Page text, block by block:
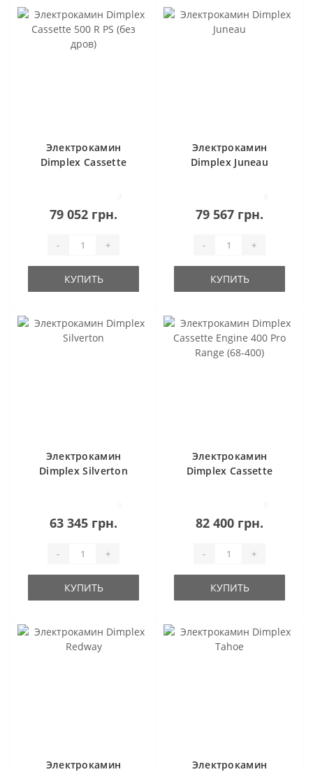
Электрокамин
Dimplex Cassette
79 052 грн.
- +
КУПИТЬ
Электрокамин
Dimplex Juneau
79 567 грн.
- +
КУПИТЬ
Электрокамин
Dimplex Silverton
63 345 грн.
- +
КУПИТЬ
Электрокамин
Dimplex Cassette
82 400 грн.
- +
КУПИТЬ
Электрокамин
Электрокамин